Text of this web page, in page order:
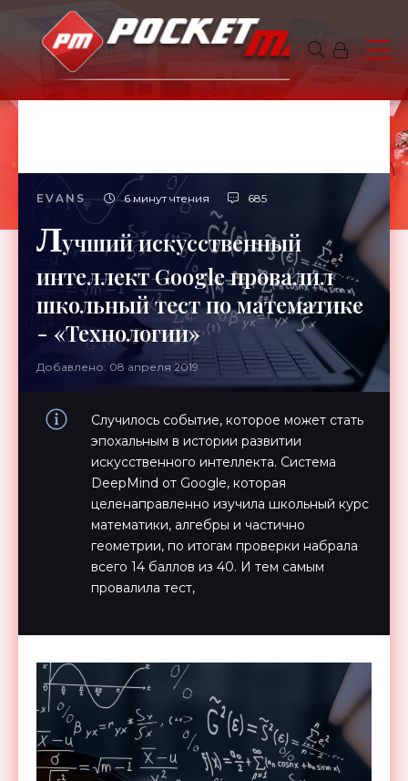
EVANS 6 минут чтения 685
Лучший искусственный
интеллект Google провалил
школьный тест по математике
- «Технологии»
Добавлено: 08 апреля 2019
Случилось событие, которое может стать
эпохальным в истории развитии
искусственного интеллекта. Система
DeepMind от Google, которая
целенаправленно изучила школьный курс
математики, алгебры и частично
геометрии, по итогам проверки набрала
всего 14 баллов из 40. И тем самым
провалила тест,